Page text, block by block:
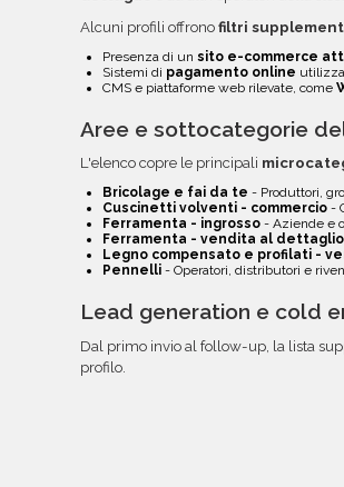
Alcuni profili offrono filtri
Presenza di un sito e-commerce
Sistemi di pagamento online
CMS e piattaforme web rilevate, come
Aree e sottocategorie
L'elenco copre le principali
Bricolage e fai da te - Produttori,
Cuscinetti volventi - commercio -
Ferramenta - ingrosso - Aziende e
Ferramenta - vendita al dettaglio
Legno compensato e profilati -
Pennelli - Operatori, distributori e
Lead generation e cold
Dal primo invio al follow-up, la lista
profilo.